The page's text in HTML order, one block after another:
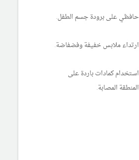
حافظي على برودة جسم الطفل.
ارتداء ملابس خفيفة وفضفاضة.
استخدام كمادات باردة على
المنطقة المصابة.